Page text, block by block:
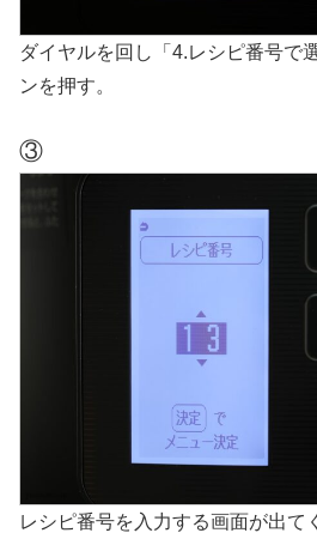
ダイヤルを回し「4.レシピ番号で
ンを押す。
③
レシピ番号を入力する画面が出て